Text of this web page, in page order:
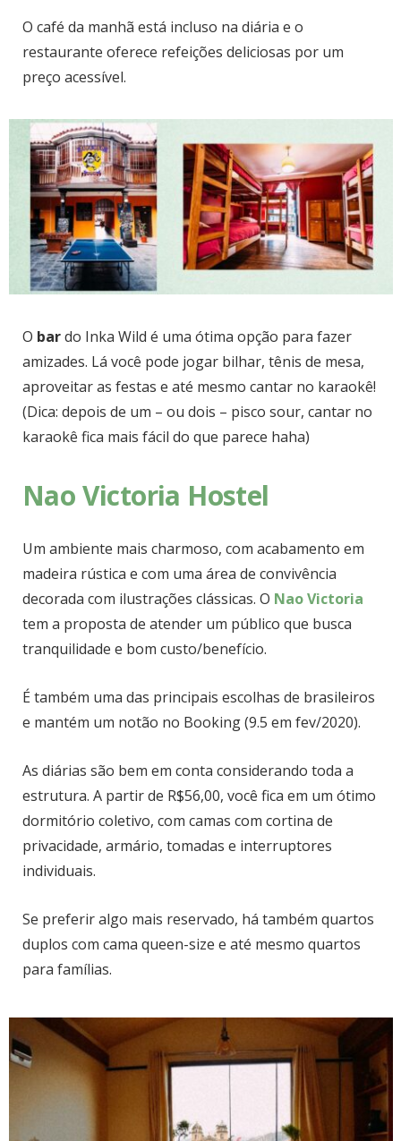
O café da manhã está incluso na diária e o
restaurante oferece refeições deliciosas por um
preço acessível.
O bardo Inka Wild é uma ótima opção para fazer
amizades. Lá você pode jogar bilhar, tênis de mesa,
aproveitar as festas e até mesmo cantar no karaokê!
(Dica: depois de um – ou dois – pisco sour, cantar no
karaokê fica mais fácil do que parece haha)
Nao Victoria Hostel
Um ambiente mais charmoso, com acabamento em
madeira rústica e com uma área de convivência
decorada com ilustrações clássicas. O Nao Victoria
tem a proposta de atender um público que busca
tranquilidade e bom custo/benefício.
É também uma das principais escolhas de brasileiros
e mantém um notão no Booking (9.5 em fev/2020).
As diárias são bem em conta considerando toda a
estrutura. A partir de R$56,00, você fica em um ótimo
dormitório coletivo, com camas com cortina de
privacidade, armário, tomadas e interruptores
individuais.
Se preferir algo mais reservado, há também quartos
duplos com cama queen-size e até mesmo quartos
para famílias.